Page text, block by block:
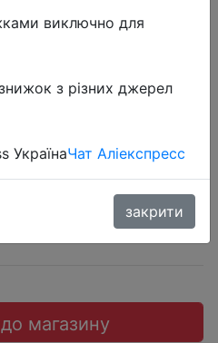
управления.
магазину
виключно для
з різних джерел
УкраїнаЧат Аліекспресс
закрити